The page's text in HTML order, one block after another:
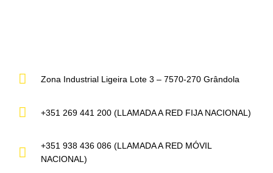
Zona Industrial Ligeira Lote 3 – 7570-270 Grândola
+351 269 441 200 (LLAMADA A RED FIJA NACIONAL)
+351 938 436 086 (LLAMADA A RED MÓVIL
NACIONAL)